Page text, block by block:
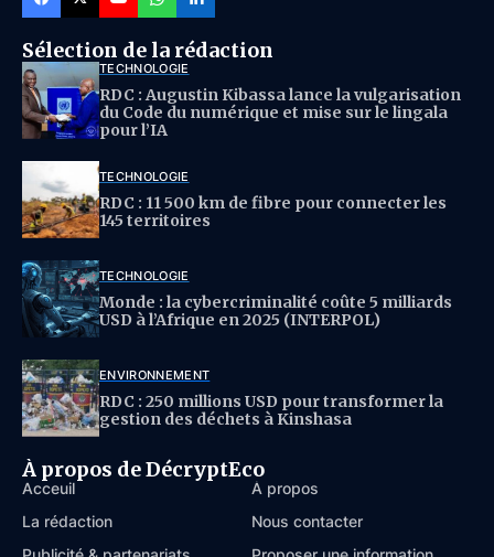
Sélection de la rédaction
TECHNOLOGIE
RDC : Augustin Kibassa lance la vulgarisation
du Code du numérique et mise sur le lingala
pour l’IA
TECHNOLOGIE
RDC : 11 500 km de fibre pour connecter les
145 territoires
TECHNOLOGIE
Monde : la cybercriminalité coûte 5 milliards
USD à l’Afrique en 2025 (INTERPOL)
ENVIRONNEMENT
RDC : 250 millions USD pour transformer la
gestion des déchets à Kinshasa
À propos de DécryptEco
Acceuil
À propos
La rédaction
Nous contacter